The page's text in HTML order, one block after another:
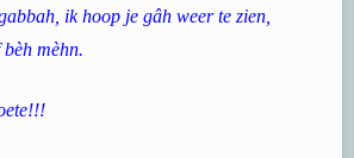
ik hoop je gâh weer te zien,
mèhn.